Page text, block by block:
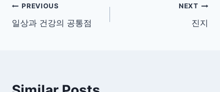
글
탐
PREVIOUS
일상과 건강의 공통점
NEXT
진지